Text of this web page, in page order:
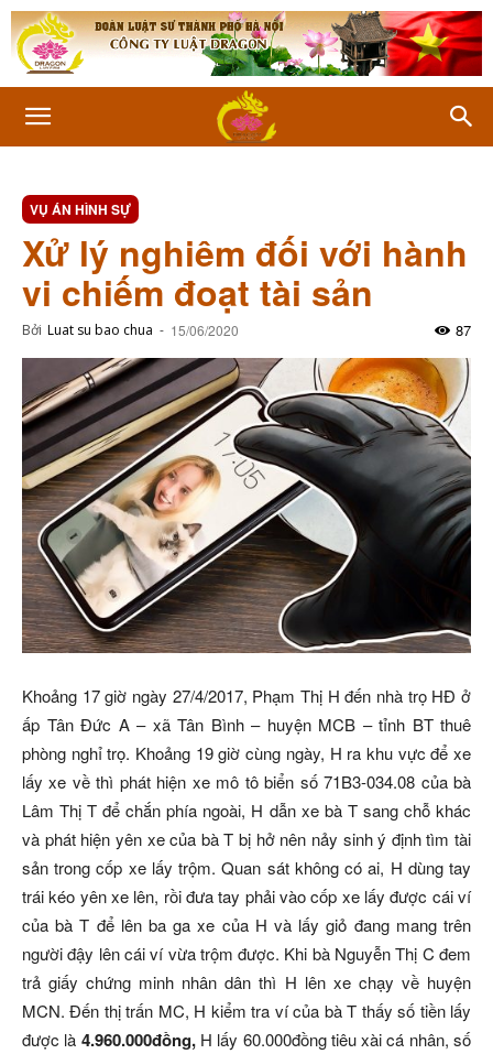
VỤ ÁN HÌNH SỰ
Xử lý nghiêm đối với hành
vi chiếm đoạt tài sản
Bởi Luat su bao chua - 15/06/2020 87
Khoảng 17 giờ ngày 27/4/2017, Phạm Thị H đến nhà trọ HĐ ở
ấp Tân Đức A – xã Tân Bình – huyện MCB – tỉnh BT thuê
phòng nghỉ trọ. Khoảng 19 giờ cùng ngày, H ra khu vực để xe
lấy xe về thì phát hiện xe mô tô biển số 71B3-034.08 của bà
Lâm Thị T để chắn phía ngoài, H dẫn xe bà T sang chỗ khác
và phát hiện yên xe của bà T bị hở nên nảy sinh ý định tìm tài
sản trong cốp xe lấy trộm. Quan sát không có ai, H dùng tay
trái kéo yên xe lên, rồi đưa tay phải vào cốp xe lấy được cái ví
của bà T để lên ba ga xe của H và lấy giỏ đang mang trên
người đậy lên cái ví vừa trộm được. Khi bà Nguyễn Thị C đem
trả giấy chứng minh nhân dân thì H lên xe chạy về huyện
MCN. Đến thị trấn MC, H kiểm tra ví của bà T thấy số tiền lấy
được là 4.960.000đồng, H lấy 60.000đồng tiêu xài cá nhân, số